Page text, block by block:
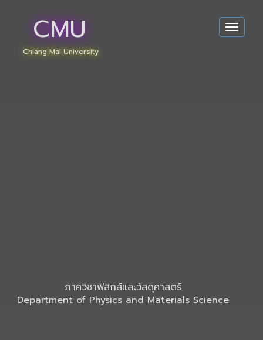
Toggle
CMU
Chiang Mai University
ภาควิชาฟิสิกส์และวัสดุศาสตร์
Department of Physics and Materials Science